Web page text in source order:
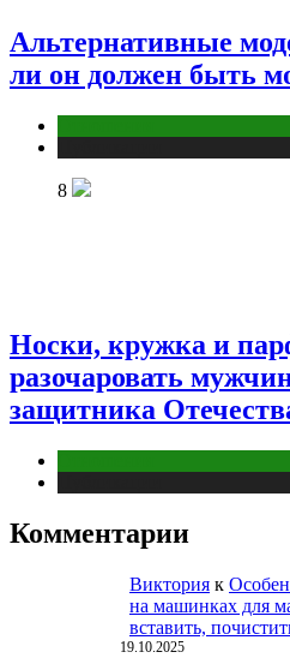
Альтернативные
ли он должен быть
8
Носки, кружка и
разочаровать
защитника
Комментарии
Виктория к
на машинках для
вставить,
19.10.2025